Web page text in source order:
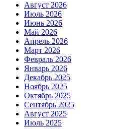
Август 2026
Июль 2026
Июнь 2026
Май 2026
Апрель 2026
Март 2026
Февраль 2026
Январь 2026
Декабрь 2025
Ноябрь 2025
Октябрь 2025
Сентябрь 2025
Август 2025
Июль 2025